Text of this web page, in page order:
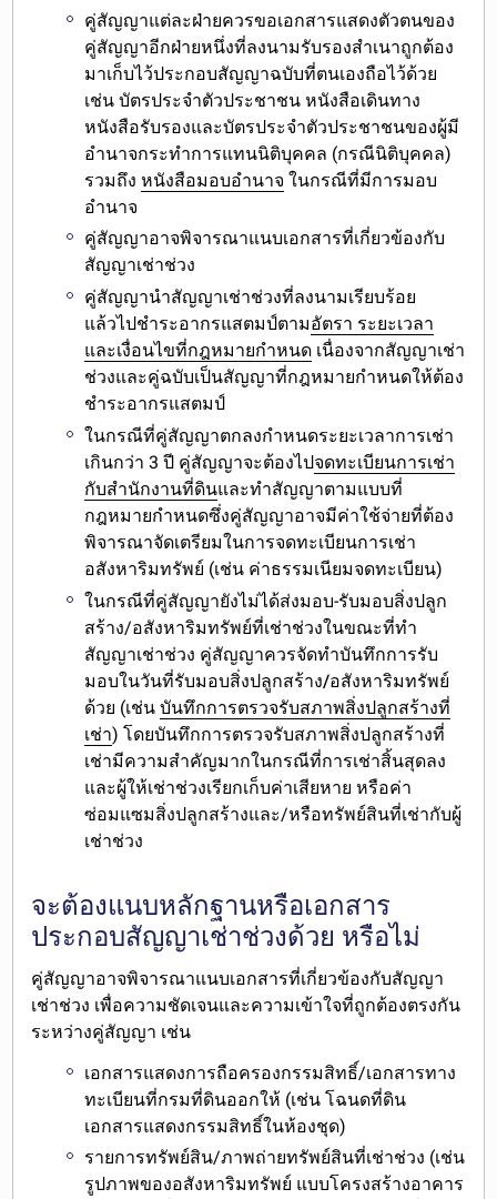
คู่สัญญาแต่ละฝ่ายควรขอเอกสารแสดงตัวตนของ
คู่สัญญาอีกฝ่ายหนึ่งที่ลงนามรับรองสำเนาถูกต้อง
มาเก็บไว้ประกอบสัญญาฉบับที่ตนเองถือไว้ด้วย
เช่น บัตรประจำตัวประชาชน หนังสือเดินทาง
หนังสือรับรองและบัตรประจำตัวประชาชนของผู้มี
อำนาจกระทำการแทนนิติบุคคล (กรณีนิติบุคคล)
รวมถึงหนังสือมอบอำนาจ ในกรณีที่มีการมอบ
อำนาจ
คู่สัญญาอาจพิจารณาแนบเอกสารที่เกี่ยวข้องกับ
สัญญาเช่าช่วง
คู่สัญญานำสัญญาเช่าช่วงที่ลงนามเรียบร้อย
แล้วไปชำระอากรแสตมป์ตามอัตรา ระยะเวลา
และเงื่อนไขที่กฎหมายกำหนด เนื่องจากสัญญาเช่า
ช่วงและคู่ฉบับเป็นสัญญาที่กฎหมายกำหนดให้ต้อง
ชำระอากรแสตมป์
ในกรณีที่คู่สัญญาตกลงกำหนดระยะเวลาการเช่า
เกินกว่า 3 ปี คู่สัญญาจะต้องไปจดทะเบียนการเช่า
กับสำนักงานที่ดินและทำสัญญาตามแบบที่
กฎหมายกำหนดซึ่งคู่สัญญาอาจมีค่าใช้จ่ายที่ต้อง
พิจารณาจัดเตรียมในการจดทะเบียนการเช่า
อสังหาริมทรัพย์ (เช่น ค่าธรรมเนียมจดทะเบียน)
ในกรณีที่คู่สัญญายังไม่ได้ส่งมอบ-รับมอบสิ่งปลูก
สร้าง/อสังหาริมทรัพย์ที่เช่าช่วงในขณะที่ทำ
สัญญาเช่าช่วง คู่สัญญาควรจัดทำบันทึกการรับ
มอบในวันที่รับมอบสิ่งปลูกสร้าง/อสังหาริมทรัพย์
ด้วย (เช่นบันทึกการตรวจรับสภาพสิ่งปลูกสร้างที่
เช่า) โดยบันทึกการตรวจรับสภาพสิ่งปลูกสร้างที่
เช่ามีความสำคัญมากในกรณีที่การเช่าสิ้นสุดลง
และผู้ให้เช่าช่วงเรียกเก็บค่าเสียหาย หรือค่า
ซ่อมแซมสิ่งปลูกสร้างและ/หรือทรัพย์สินที่เช่ากับผู้
เช่าช่วง
จะต้องแนบหลักฐานหรือเอกสาร
ประกอบสัญญาเช่าช่วงด้วย หรือไม่
คู่สัญญาอาจพิจารณาแนบเอกสารที่เกี่ยวข้องกับสัญญา
เช่าช่วง เพื่อความชัดเจนและความเข้าใจที่ถูกต้องตรงกัน
ระหว่างคู่สัญญา เช่น
เอกสารแสดงการถือครองกรรมสิทธิ์/เอกสารทาง
ทะเบียนที่กรมที่ดินออกให้ (เช่น โฉนดที่ดิน
เอกสารแสดงกรรมสิทธิ์ในห้องชุด)
รายการทรัพย์สิน/ภาพถ่ายทรัพย์สินที่เช่าช่วง (เช่น
รูปภาพของอสังหาริมทรัพย์ แบบโครงสร้างอาคาร